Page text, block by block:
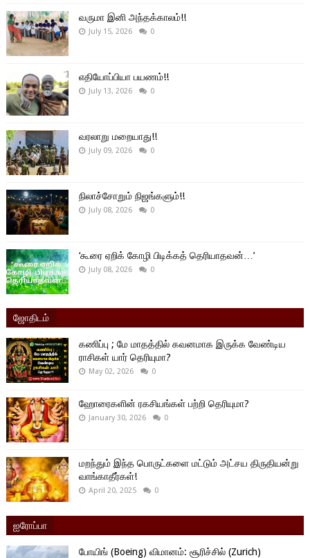
வருமா இனி அந்தக்காலம்!!
July 15, 2026 0
எதியோப்பியா பயணம்!!
July 13, 2026 0
வரலாறு மறையாது!!
July 09, 2026 0
நிலாச்சோறும் நிஜங்களும்!!
July 08, 2026 0
‘கூரை ஏறிக் கோழி பிடிக்கத் தெரியாதவன்…’
July 08, 2026 0
ஜோதிடம்
கணிப்பு ; மே மாதத்தில் கவனமாக இருக்க வேண்டிய
ராசிகள் யார் தெரியுமா?
May 02, 2026 0
ஹோரைகளின் ரகசியங்கள் பற்றி தெரியுமா?
January 30, 2026 0
மறந்தும் இந்த பொருட்களை மட்டும் அட்சய திருதியன்று
வாங்காதீர்கள்!
April 20, 2025 0
ஐரோப்பா
போயிங் (Boeing) விமானம்: சூரிச்சில் (Zurich)